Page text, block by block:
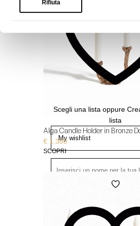
Rifiuta
Privata- Solo tu puoi
Aggiungi
Wishlist
Scegli una lista oppure
lista
Condivisa- Solo chi ha
Alga Candle Holder in Bronze
€ 1.380
SCOPRI
Wishlist